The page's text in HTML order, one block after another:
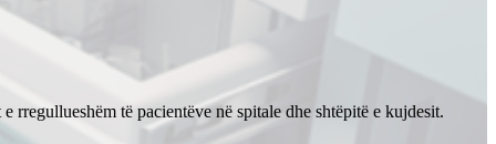
rregullueshëm të pacientëve në spitale dhe shtëpitë e kujdesit.